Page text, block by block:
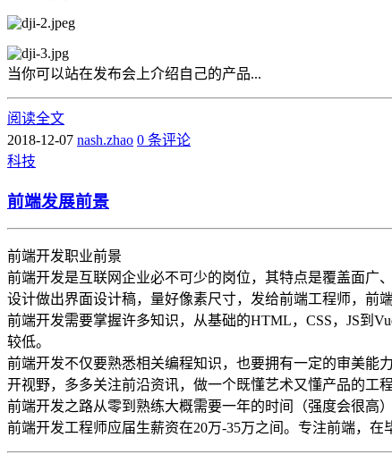
当你可以站在发布会上介绍自己的产品...
阅读全文
2018-12-07 nash.zhao 0 条评论
科技
前端发展前景
前端开发职业前景
前端开发是互联网企业必不可少的岗位，其特点是覆盖面广
设计做出界面设计稿，量好像素尺寸，发给前端工程师，前
前端开发需要掌握许多知识，从基础的HTML，CSS，JS到
较低。
前端开发不仅要熟悉相关编程知识，也要拥有一定的审美能
开视野，多多关注前沿资讯，做一个既懂艺术又懂产品的工程
前端开发之路从零到熟练大概需要一年的时间（强度会很高
前端开发工程师应届生薪资在20万-35万之间。专注前端，在